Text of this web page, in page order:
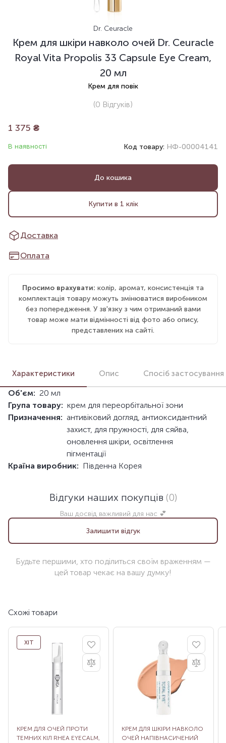
Dr. Ceuracle
Крем для шкіри навколо очей Dr. Ceuracle
Royal Vita Propolis 33 Capsule Eye Cream,
20 мл
Крем для повік
(0 Відгуків)
1 375 ₴
В наявності Код товару: НФ-00004141
До кошика
Купити в 1 клік
Доставка
Оплата
Просимо врахувати: колір, аромат, консистенція та
комплектація товару можуть змінюватися виробником
без попередження. У зв'язку з чим отриманий вами
товар може мати відмінності від фото або опису,
представлених на сайті.
Характеристики Опис Спосіб застосування
Об'єм: 20 мл
Група товару: крем для переорбітальної зони
Призначення: антивіковий догляд, антиоксидантний
захист, для пружності, для сяйва,
оновлення шкіри, освітлення
пігментації
Країна виробник: Південна Корея
Відгуки наших покупців (0)
Ваш досвід важливий для нас 💕
Залишити відгук
Будьте першими, хто поділиться своїм враженням —
цей товар чекає на вашу думку!
Схожі товари
ХІТ
КРЕМ ДЛЯ ОЧЕЙ ПРОТИ
ТЕМНИХ КІЛ RHEA EYECALM,
КРЕМ ДЛЯ ШКІРИ НАВКОЛО
ОЧЕЙ НАПІВНАСИЧЕНИЙ